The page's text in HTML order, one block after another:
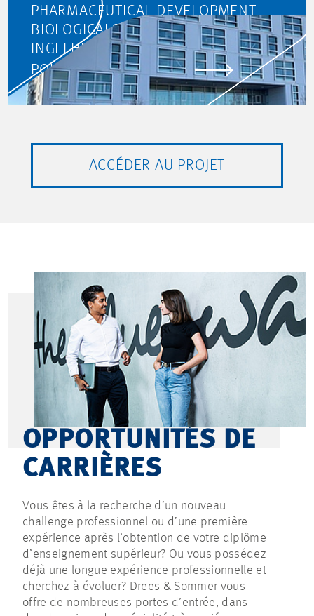
PHARMACEUTICAL DEVELOPMENT
BIOLOGICALS MOVE, BOEHRINGER
INGELHEIM
POUR EN SAVOIR PLUS
ACCÉDER AU PROJET
OPPORTUNITÉS DE
CARRIÈRES
Vous êtes à la recherche d’un nouveau
challenge professionnel ou d’une première
expérience après l’obtention de votre diplôme
d’enseignement supérieur? Ou vous possédez
déjà une longue expérience professionnelle et
cherchez à évoluer? Drees & Sommer vous
offre de nombreuses portes d’entrée, dans